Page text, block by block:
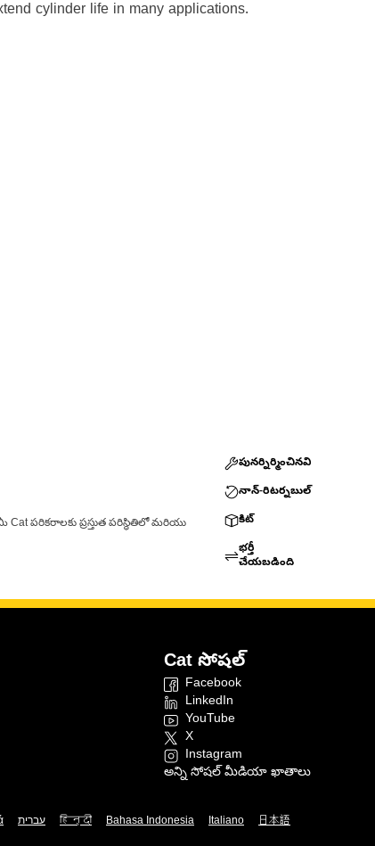
cylinder life in many applications.
పరికరాలకు ప్రస్తుత పరిస్థితిలో మరియు
పునర్నిర్మించినవి
నాన్-రిటర్నబుల్
కిట్
భర్తీ
చేయబడింది
Cat సోషల్
Facebook
LinkedIn
YouTube
X
Instagram
అన్ని సోషల్ మీడియా ఖాతాలు
עברית हिन्दी Bahasa Indonesia Italiano 日本語